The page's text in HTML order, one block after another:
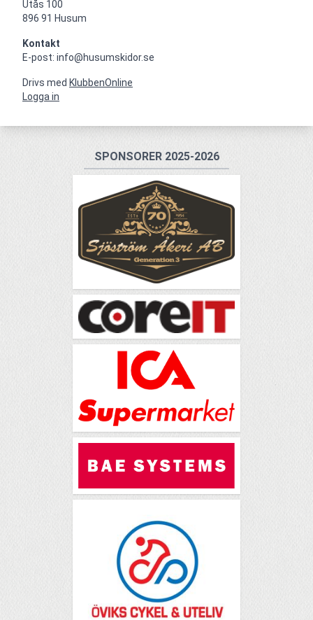
Utås 100
896 91 Husum
Kontakt
E-post: info@husumskidor.se
Drivs med KlubbenOnline
Logga in
SPONSORER 2025-2026